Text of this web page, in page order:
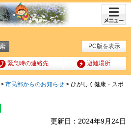
PC版を表示
緊急時の連絡先 避難場所
メニュ
ー
> 市民部からのお知らせ > ひがしく健康・スポ
更新日：2024年9月24日